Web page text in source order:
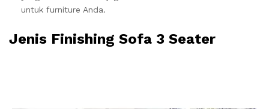
untuk furniture Anda.
Jenis Finishing Sofa 3 Seater